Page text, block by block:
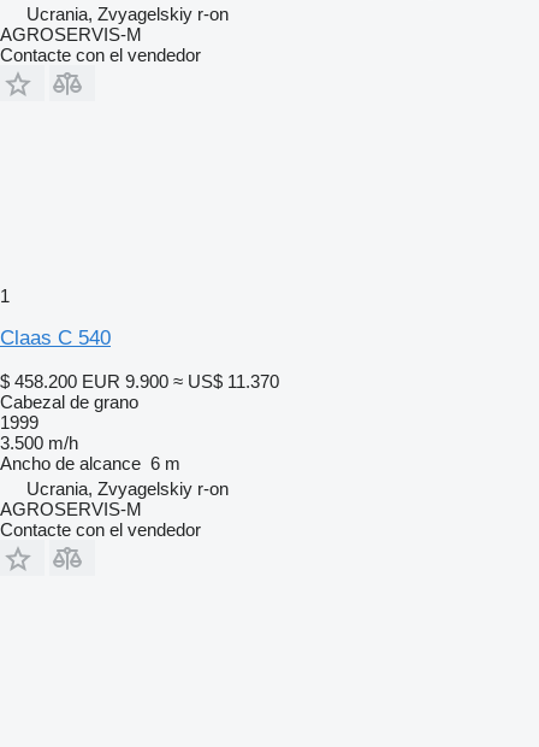
Ucrania, Zvyagelskiy r-on
AGROSERVIS-M
Contacte con el vendedor
1
Claas C 540
$ 458.200 EUR 9.900 ≈ US$ 11.370
Cabezal de grano
1999
3.500 m/h
Ancho de alcance 6 m
Ucrania, Zvyagelskiy r-on
AGROSERVIS-M
Contacte con el vendedor